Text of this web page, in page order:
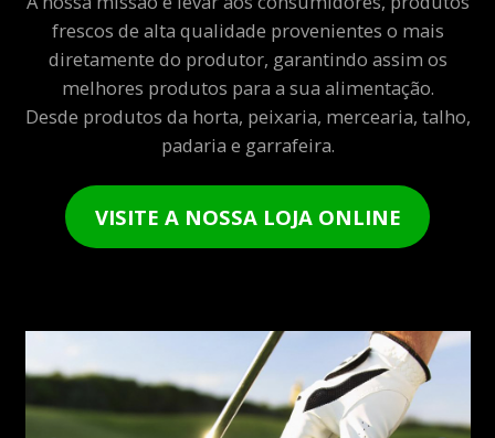
frescos de alta qualidade provenientes o mais
diretamente do produtor, garantindo assim os
melhores produtos para a sua alimentação.
Desde produtos da horta, peixaria, mercearia, talho,
padaria e garrafeira.
VISITE A NOSSA LOJA ONLINE